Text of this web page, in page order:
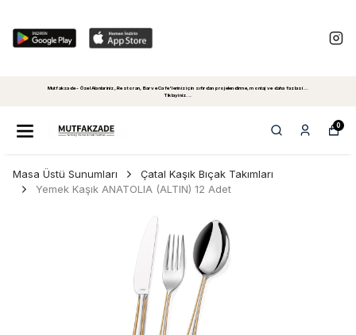
Mutfakzade - Özel Alanlariniz, Restoran, Bar ve Cafe'leriniz için sıfırdan projelendirme, montaj ve daha fazlasi...
Tiklayiniz...
0
Masa Üstü Sunumları
Çatal Kaşık Bıçak Takımları
Yemek Kaşık ANATOLIA (ALTIN) 12 Adet